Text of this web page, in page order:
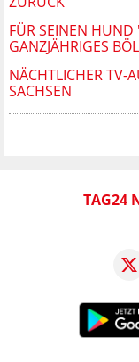
FÜR SEINEN HUND
GANZJÄHRIGES
NÄCHTLICHER TV-
SACHSEN
TAG24